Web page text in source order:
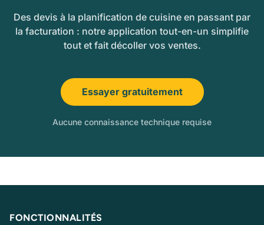
Des devis à la planification de cuisine en passant par
la facturation : notre application tout-en-un simplifie
tout et fait décoller vos ventes.
Essayer gratuitement
Aucune connaissance technique requise
FONCTIONNALITÉS